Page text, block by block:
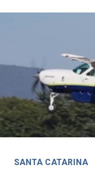
SANTA CATARINA